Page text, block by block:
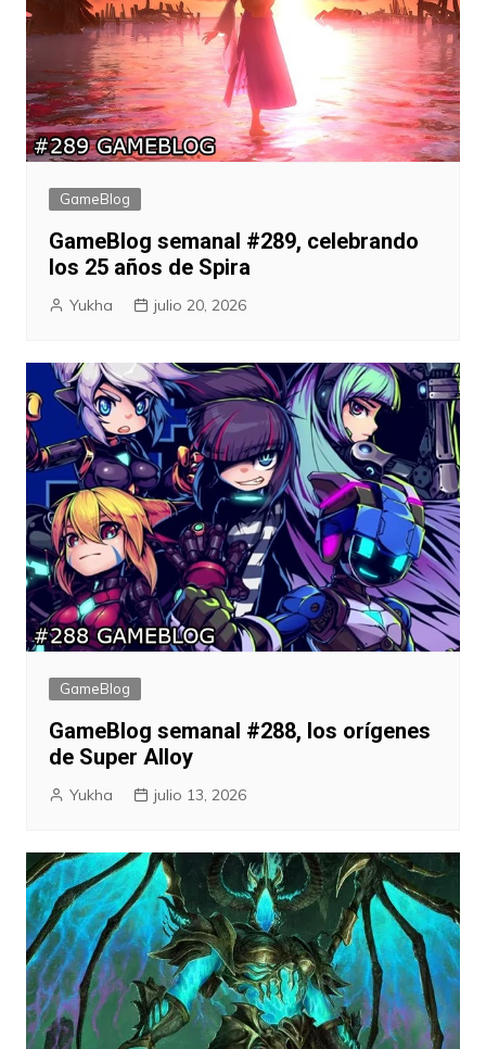
GameBlog
GameBlog semanal #289, celebrando
los 25 años de Spira
Yukha julio 20, 2026
GameBlog
GameBlog semanal #288, los orígenes
de Super Alloy
Yukha julio 13, 2026